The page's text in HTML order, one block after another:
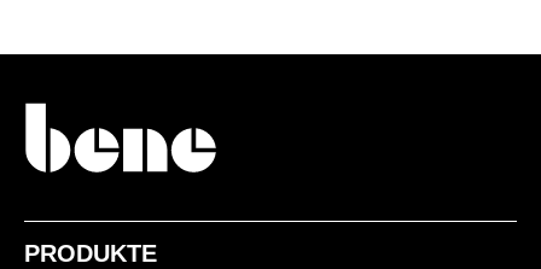
PRODUKTE